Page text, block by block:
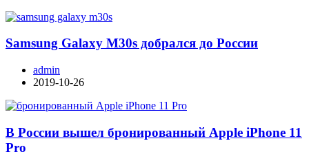
Samsung Galaxy M30s добрался до России
admin
2019-10-26
В России вышел бронированный Apple iPhone 11
Pro